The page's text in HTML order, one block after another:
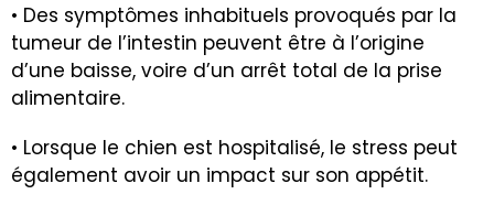
• Des symptômes inhabituels provoqués par la
tumeur de l’intestin peuvent être à l’origine
d’une baisse, voire d’un arrêt total de la prise
alimentaire.
• Lorsque le chien est hospitalisé, le stress peut
également avoir un impact sur son appétit.